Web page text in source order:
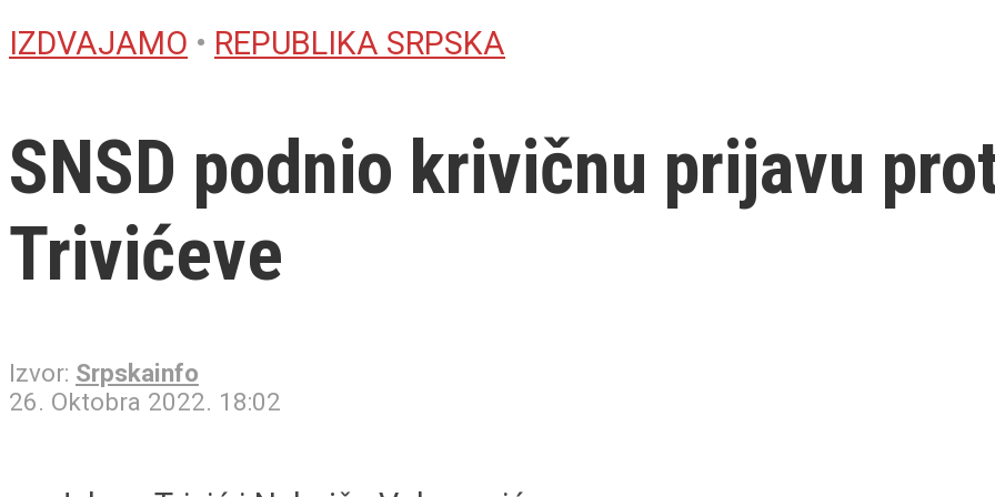
IZDVAJAMO • REPUBLIKA SRPSKA
SNSD podnio krivičnu prijavu
Trivićeve
Izvor: Srpskainfo
26. Oktobra 2022. 18:02